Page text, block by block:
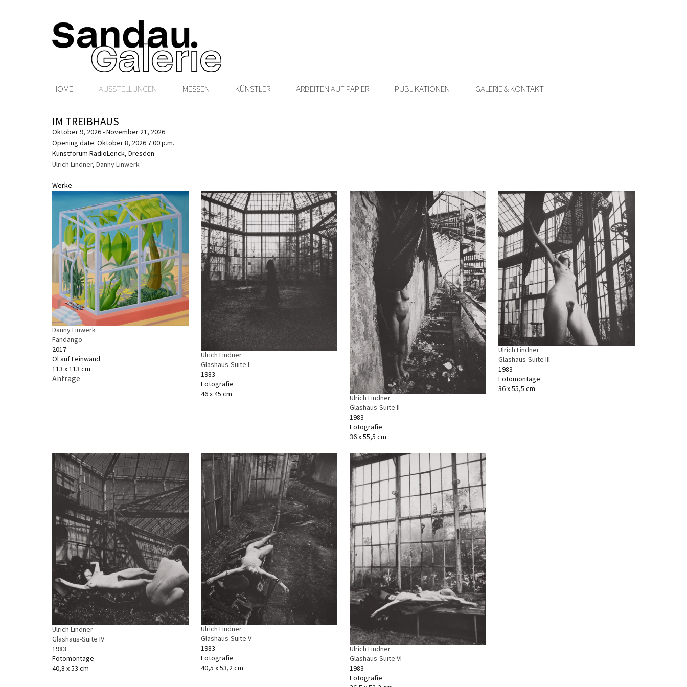
HOME AUSSTELLUNGEN MESSEN KÜNSTLER ARBEITEN AUF PAPIER PUBLIKATIONEN GALERIE & KONTAKT
IM TREIBHAUS
Oktober 9, 2026 - November 21, 2026
Opening date: Oktober 8, 2026 7:00 p.m.
Kunstforum RadioLenck, Dresden
Ulrich Lindner, Danny Linwerk
Werke
Danny Linwerk
Fandango
2017
Öl auf Leinwand
113 x 113 cm
Anfrage
Ulrich Lindner
Glashaus-Suite I
1983
Fotografie
46 x 45 cm
Ulrich Lindner
Glashaus-Suite II
1983
Fotografie
36 x 55,5 cm
Ulrich Lindner
Glashaus-Suite III
1983
Fotomontage
36 x 55,5 cm
Ulrich Lindner
Glashaus-Suite IV
1983
Fotomontage
40,8 x 53 cm
Ulrich Lindner
Glashaus-Suite V
1983
Fotografie
40,5 x 53,2 cm
Ulrich Lindner
Glashaus-Suite VI
1983
Fotografie